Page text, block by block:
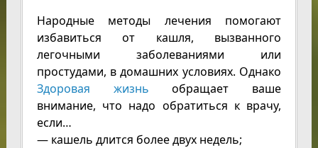
Народные методы лечения помогают
избавиться от кашля, вызванного
легочными заболеваниями или
простудами, в домашних условиях. Однако
Здоровая жизнь обращает ваше
внимание, что надо обратиться к врачу,
если…
— кашель длится более двух недель;